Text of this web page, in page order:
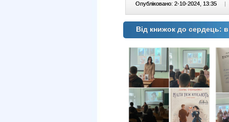
Опубліковано: 2-10-2024, 13:35 |
Від книжок до сердець: